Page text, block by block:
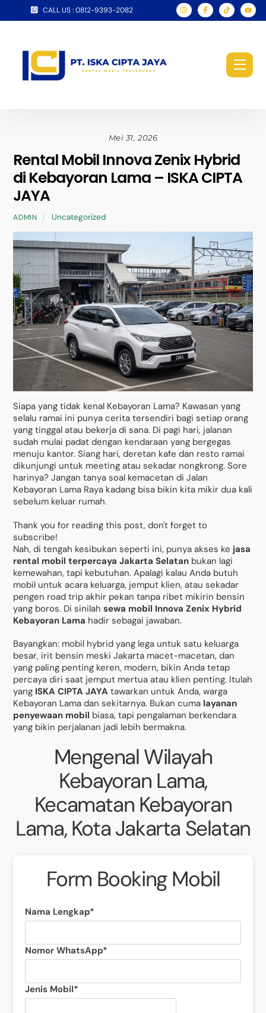
CALL US : 0812-9393-2082
Mei 31, 2026
Rental Mobil Innova Zenix Hybrid
di Kebayoran Lama – ISKA CIPTA
JAYA
ADMIN Uncategorized
Siapa yang tidak kenal Kebayoran Lama? Kawasan yang
selalu ramai ini punya cerita tersendiri bagi setiap orang
yang tinggal atau bekerja di sana. Di pagi hari, jalanan
sudah mulai padat dengan kendaraan yang bergegas
menuju kantor. Siang hari, deretan kafe dan resto ramai
dikunjungi untuk meeting atau sekadar nongkrong. Sore
harinya? Jangan tanya soal kemacetan di Jalan
Kebayoran Lama Raya kadang bisa bikin kita mikir dua kali
sebelum keluar rumah.
Thank you for reading this post, don't forget to
subscribe!
Nah, di tengah kesibukan seperti ini, punya akses ke jasa
rental mobil terpercaya Jakarta Selatan bukan lagi
kemewahan, tapi kebutuhan. Apalagi kalau Anda butuh
mobil untuk acara keluarga, jemput klien, atau sekadar
pengen road trip akhir pekan tanpa ribet mikirin bensin
yang boros. Di sinilahsewa mobil Innova Zenix Hybrid
Kebayoran Lama hadir sebagai jawaban.
Bayangkan: mobil hybrid yang lega untuk satu keluarga
besar, irit bensin meski Jakarta macet-macetan, dan
yang paling penting keren, modern, bikin Anda tetap
percaya diri saat jemput mertua atau klien penting. Itulah
yang ISKA CIPTA JAYA tawarkan untuk Anda, warga
Kebayoran Lama dan sekitarnya. Bukan cuma layanan
penyewaan mobil biasa, tapi pengalaman berkendara
yang bikin perjalanan jadi lebih bermakna.
Mengenal Wilayah
Kebayoran Lama,
Kecamatan Kebayoran
Lama, Kota Jakarta Selatan
Form Booking Mobil
Nama Lengkap*
Nomor WhatsApp*
Jenis Mobil*